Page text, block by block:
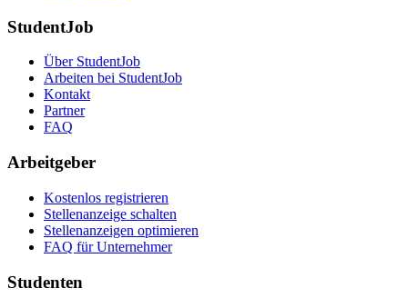
StudentJob
Über StudentJob
Arbeiten bei StudentJob
Kontakt
Partner
FAQ
Arbeitgeber
Kostenlos registrieren
Stellenanzeige schalten
Stellenanzeigen optimieren
FAQ für Unternehmer
Studenten